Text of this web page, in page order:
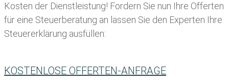
Kosten der Dienstleistung! Fordern Sie nun Ihre Offerten
für eine Steuerberatung an lassen Sie den Experten Ihre
Steuererklärung ausfüllen:
KOSTENLOSE OFFERTEN-ANFRAGE